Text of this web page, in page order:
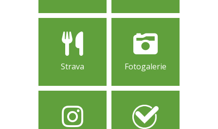
Strava Fotogalerie